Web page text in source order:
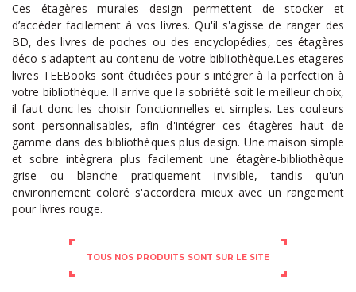
Ces étagères murales design permettent de stocker et
d’accéder facilement à vos livres. Qu'il s'agisse de ranger des
BD, des livres de poches ou des encyclopédies, ces étagères
déco s'adaptent au contenu de votre bibliothèque.Lesetageres
livres TEEBooks sont étudiées pour s'intégrer à la perfection à
votre bibliothèque. Il arrive que la sobriété soit le meilleur choix,
il faut donc les choisir fonctionnelles et simples. Les couleurs
sont personnalisables, afin d'intégrer ces étagères haut de
gamme dans des bibliothèques plus design. Une maison simple
et sobre intègrera plus facilement une étagère-bibliothèque
grise ou blanche pratiquement invisible, tandis qu'un
environnement coloré s'accordera mieux avec un rangement
pour livres rouge.
TOUS NOS PRODUITS SONT SUR LE SITE